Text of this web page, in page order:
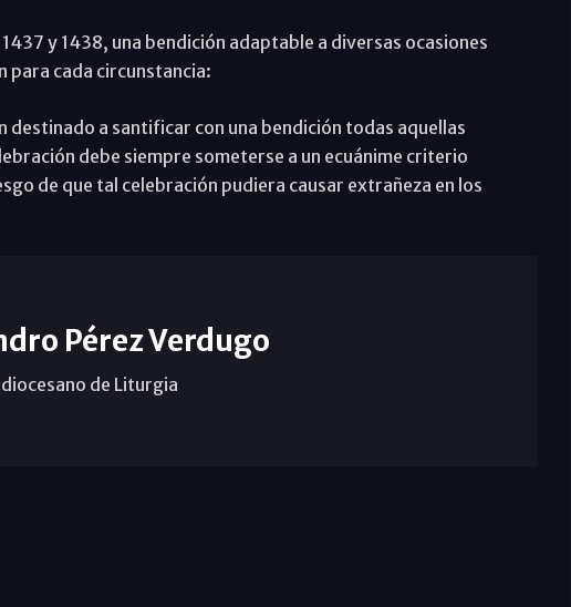
y 1438, una bendición adaptable a diversas ocasiones
para cada circunstancia:
destinado a santificar con una bendición todas aquellas
debe siempre someterse a un ecuánime criterio
de que tal celebración pudiera causar extrañeza en los
Pérez Verdugo
de Liturgia